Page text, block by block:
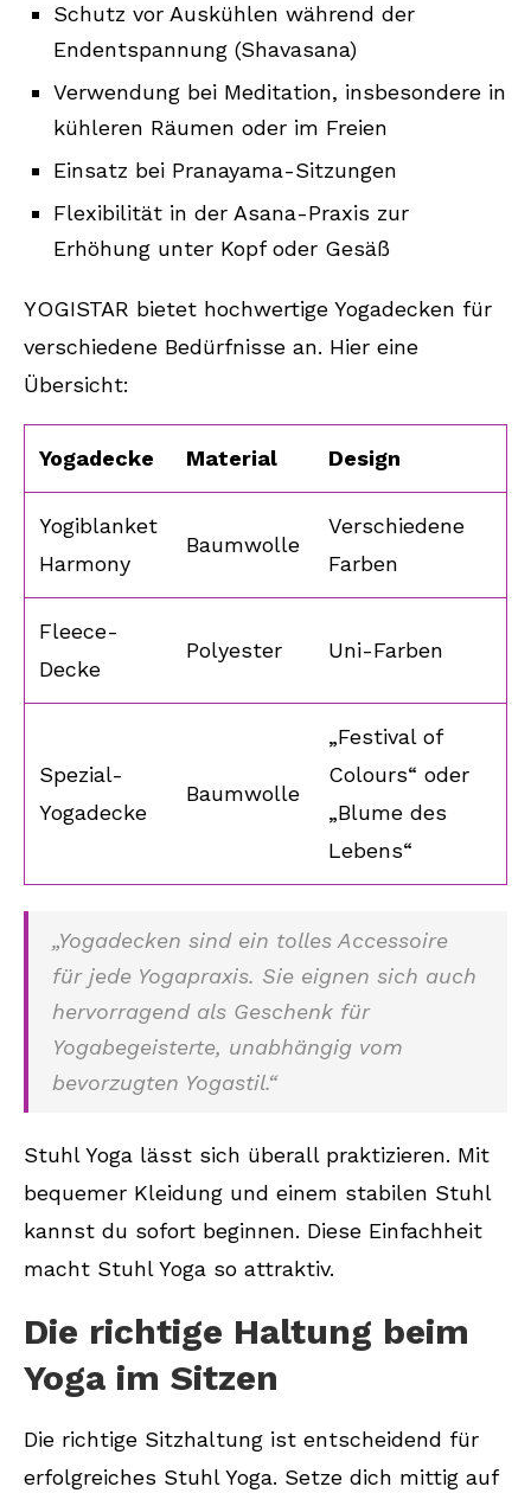
Schutz vor Auskühlen während der
Endentspannung (Shavasana)
Verwendung bei Meditation, insbesondere in
kühleren Räumen oder im Freien
Einsatz bei Pranayama-Sitzungen
Flexibilität in der Asana-Praxis zur
Erhöhung unter Kopf oder Gesäß
YOGISTAR bietet hochwertige Yogadecken für
verschiedene Bedürfnisse an. Hier eine
Übersicht:
Yogadecke Material Design
Yogiblanket
Harmony
Baumwolle
Verschiedene
Farben
Fleece-
Decke
Polyester Uni-Farben
Spezial-
Yogadecke
Baumwolle
„Festival of
Colours“ oder
„Blume des
Lebens“
„Yogadecken sind ein tolles Accessoire
für jede Yogapraxis. Sie eignen sich auch
hervorragend als Geschenk für
Yogabegeisterte, unabhängig vom
bevorzugten Yogastil.“
Stuhl Yoga lässt sich überall praktizieren. Mit
bequemer Kleidung und einem stabilen Stuhl
kannst du sofort beginnen. Diese Einfachheit
macht Stuhl Yoga so attraktiv.
Die richtige Haltung beim
Yoga im Sitzen
Die richtige Sitzhaltung ist entscheidend für
erfolgreiches Stuhl Yoga. Setze dich mittig auf